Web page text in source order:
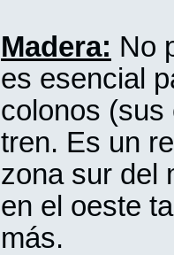
Madera: No
es esencial
colonos
tren. Es un
zona sur del
en el oeste
más.